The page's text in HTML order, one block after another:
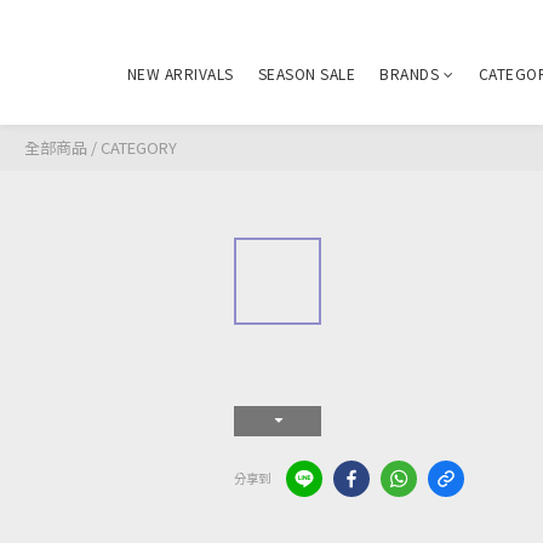
NEW ARRIVALS SEASON SALE BRANDS
全部商品 / CATEGORY
分享到